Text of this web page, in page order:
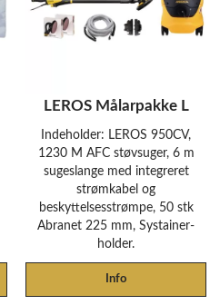
LEROS Målarpakke L
Indeholder: LEROS 950CV,
1230 M AFC støvsuger, 6 m
sugeslange med integreret
strømkabel og
beskyttelsesstrømpe, 50 stk
Abranet 225 mm, Systainer-
holder.
Info